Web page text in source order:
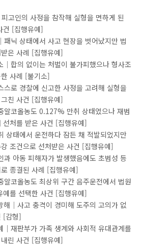
고인의 사정을 참작해 실형을 면하게 된
건 [집행유예]
닉 상태에서 사고 현장을 벗어났지만 법
은 사례 [집행유예]
│합의 없이는 처벌이 불가피했으나 형사조
사례 [불기소]
로 경찰에 신고한 사정을 고려해 실형을
친 사건 [집행유예]
코올농도 0.127% 만취 상태였으나 재범
선처를 받은 사건 [집행유예]
상태에서 운전하다 잠든 채 적발되었지만
조건으로 선처받은 사건 [집행유예]
아동 피해자가 발생했음에도 초범성 등
종결된 사례 [집행유예]
코올농도 최상위 구간 음주운전에서 법원
예를 선택한 사건 [집행유예]
해│사고 충격이 경미해 도주의 고의가 없
[감형]
│재판부가 가족 생계와 사회적 유대관계를
린 사건 [집행유예]